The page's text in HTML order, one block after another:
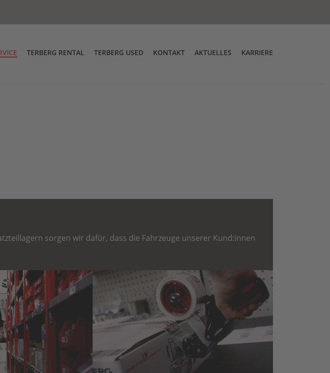
TERBERG RENTAL TERBERG USED KONTAKT AKTUELLES KARRIERE
sorgen wir dafür, dass die Fahrzeuge unserer Kund:innen